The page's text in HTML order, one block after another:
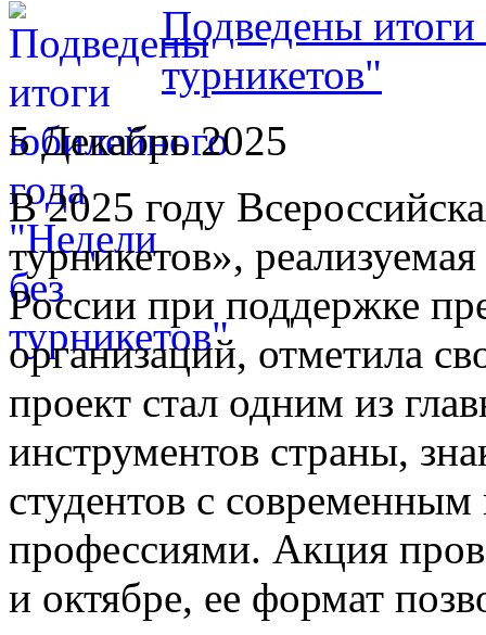
Подведены
турникетов"
5 Декабрь 2025
В 2025 году
турникетов»,
России при поддержке
организаций, отметила
проект стал одним из
инструментов страны,
студентов с
профессиями. Акция
и октябре, ее формат